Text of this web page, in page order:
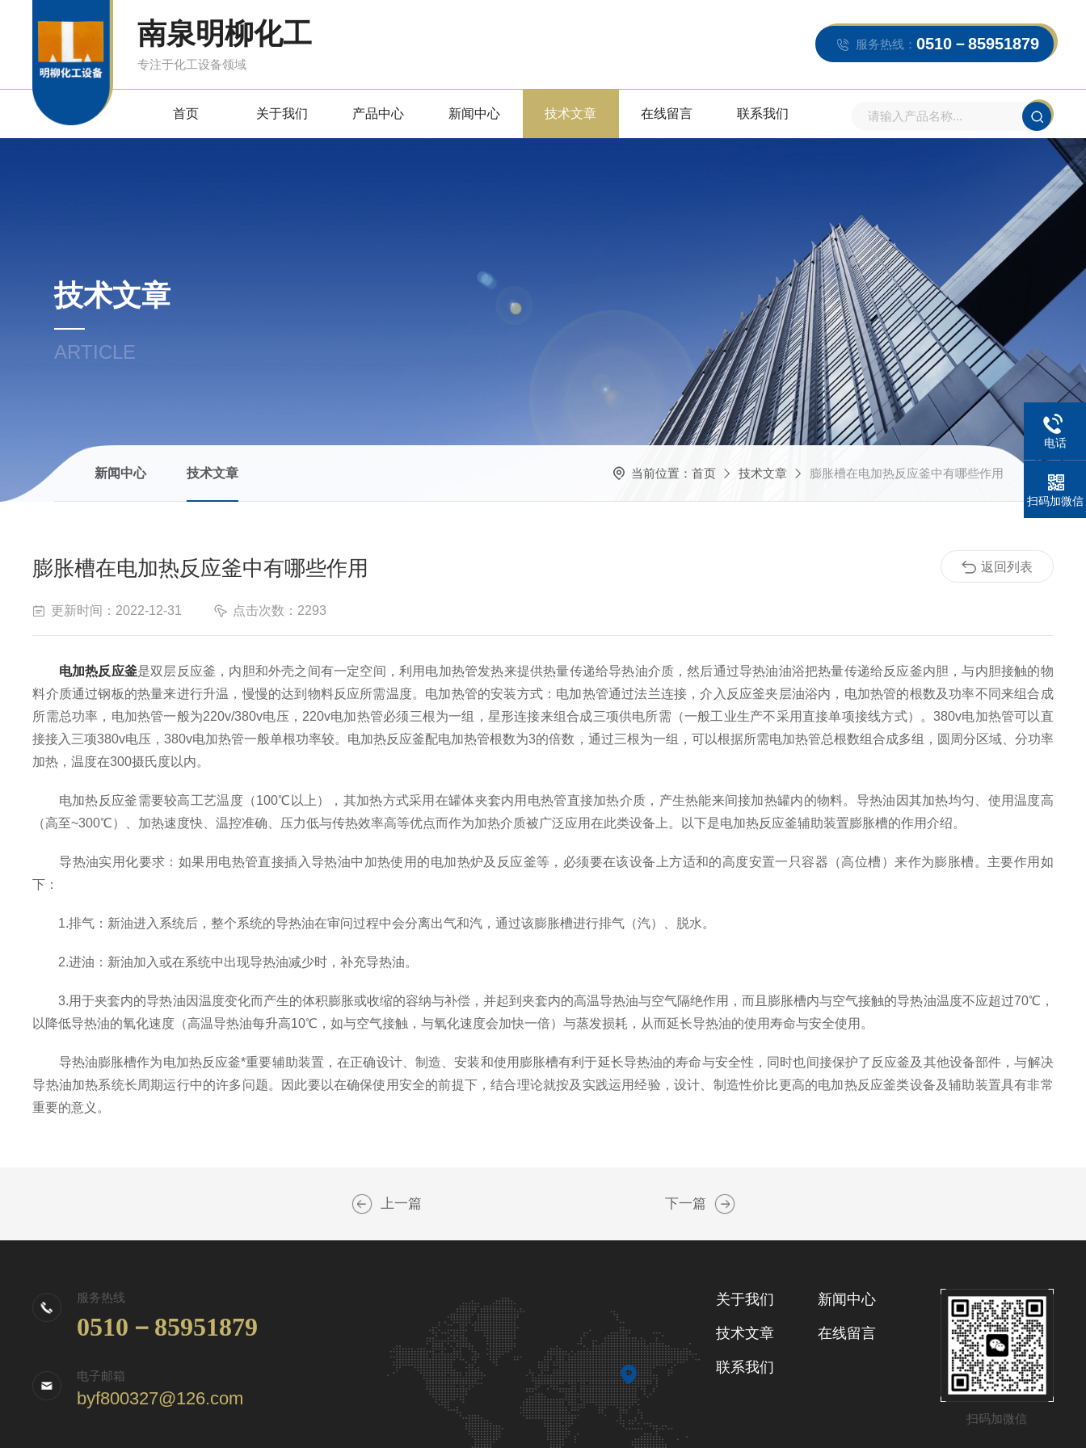
南泉明柳化工
专注于化工设备领域
服务热线： 0510－85951879
首页 关于我们 产品中心 新闻中心 技术文章 在线留言 联系我们
技术文章
ARTICLE
新闻中心 技术文章 当前位置： 首页 技术文章 膨胀槽在电加热反应釜中有哪些作用
膨胀槽在电加热反应釜中有哪些作用
更新时间：2022-12-31 点击次数：2293
电加热反应釜是双层反应釜，内胆和外壳之间有一定空间，利用电加热管发热来提供热量传递给导热油介质，然后通过导热油油浴把热量传递给反应釜内胆，与内胆接触的物
料介质通过钢板的热量来进行升温，慢慢的达到物料反应所需温度。电加热管的安装方式：电加热管通过法兰连接，介入反应釜夹层油浴内，电加热管的根数及功率不同来组合成
所需总功率，电加热管一般为220v/380v电压，220v电加热管必须三根为一组，星形连接来组合成三项供电所需（一般工业生产不采用直接单项接线方式）。380v电加热管可以直
接接入三项380v电压，380v电加热管一般单根功率较。电加热反应釜配电加热管根数为3的倍数，通过三根为一组，可以根据所需电加热管总根数组合成多组，圆周分区域、分功率
加热，温度在300摄氏度以内。
电加热反应釜需要较高工艺温度（100℃以上），其加热方式采用在罐体夹套内用电热管直接加热介质，产生热能来间接加热罐内的物料。导热油因其加热均匀、使用温度高
（高至~300℃）、加热速度快、温控准确、压力低与传热效率高等优点而作为加热介质被广泛应用在此类设备上。以下是电加热反应釜辅助装置膨胀槽的作用介绍。
导热油实用化要求：如果用电热管直接插入导热油中加热使用的电加热炉及反应釜等，必须要在该设备上方适和的高度安置一只容器（高位槽）来作为膨胀槽。主要作用如
下：
1.排气：新油进入系统后，整个系统的导热油在审问过程中会分离出气和汽，通过该膨胀槽进行排气（汽）、脱水。
2.进油：新油加入或在系统中出现导热油减少时，补充导热油。
3.用于夹套内的导热油因温度变化而产生的体积膨胀或收缩的容纳与补偿，并起到夹套内的高温导热油与空气隔绝作用，而且膨胀槽内与空气接触的导热油温度不应超过70℃，
以降低导热油的氧化速度（高温导热油每升高10℃，如与空气接触，与氧化速度会加快一倍）与蒸发损耗，从而延长导热油的使用寿命与安全使用。
导热油膨胀槽作为电加热反应釜*重要辅助装置，在正确设计、制造、安装和使用膨胀槽有利于延长导热油的寿命与安全性，同时也间接保护了反应釜及其他设备部件，与解决
导热油加热系统长周期运行中的许多问题。因此要以在确保使用安全的前提下，结合理论就按及实践运用经验，设计、制造性价比更高的电加热反应釜类设备及辅助装置具有非常
重要的意义。
返回列表
上一篇 下一篇
服务热线
0510－85951879
电子邮箱
byf800327@126.com
扫码加微信
关于我们 新闻中心
技术文章 在线留言
联系我们
电话
扫码加微信